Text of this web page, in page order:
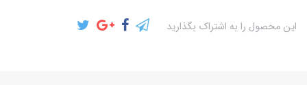
این محصول را به اشتراک بگذارید